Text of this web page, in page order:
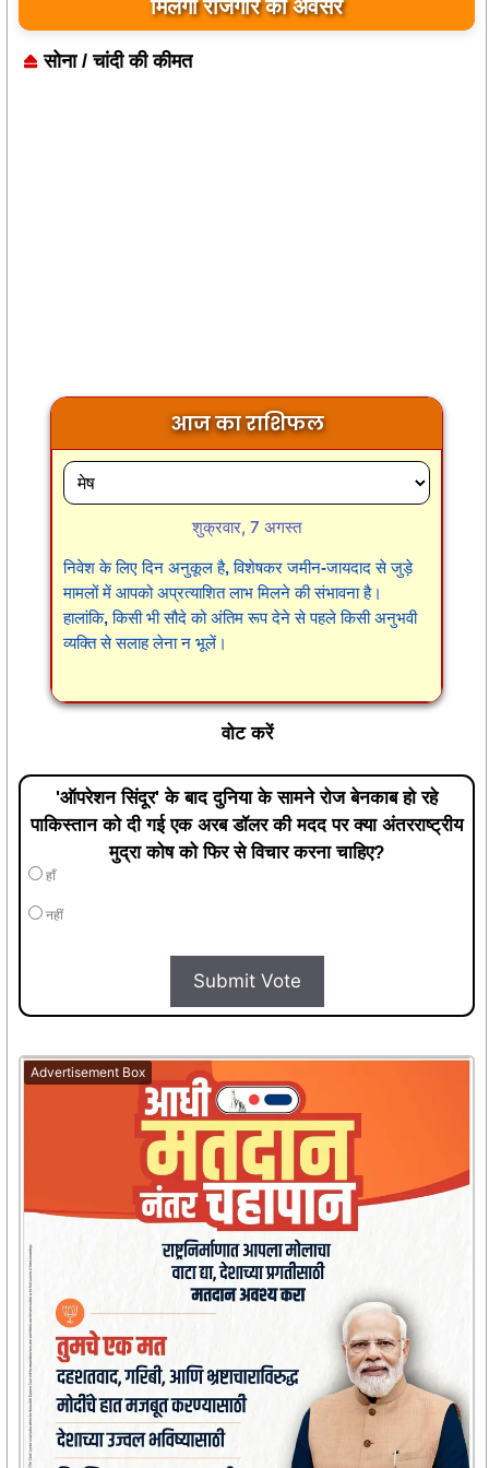
मिलेगा रोजगार का अवसर
उम्मे हबीबा ने परीक्षा की पास बनी अधिवक्ता
सोना / चांदी की कीमत
आज का राशिफल
शुक्रवार, 7 अगस्त
निवेश के लिए दिन अनुकूल है, विशेषकर जमीन-जायदाद से जुड़े
मामलों में आपको अप्रत्याशित लाभ मिलने की संभावना है।
हालांकि, किसी भी सौदे को अंतिम रूप देने से पहले किसी अनुभवी
व्यक्ति से सलाह लेना न भूलें।
वोट करें
'ऑपरेशन सिंदूर' के बाद दुनिया के सामने रोज बेनकाब हो रहे
पाकिस्तान को दी गई एक अरब डॉलर की मदद पर क्या अंतरराष्ट्रीय
मुद्रा कोष को फिर से विचार करना चाहिए?
हाँ
नहीं
Submit Vote
Advertisement Box